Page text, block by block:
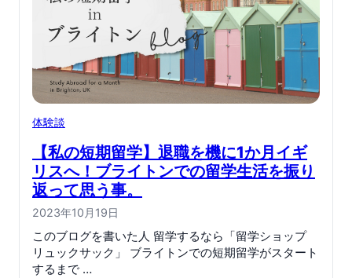
体験談
【私の短期留学】退職を機に1か月イギ
リスへ！ブライトンでの留学生活を振り
返って思う事。
2023年10月19日
このブログを書いた人 留学するなら「留学ショップ
リュックサック」 ブライトンでの短期留学がスタート
するまで …